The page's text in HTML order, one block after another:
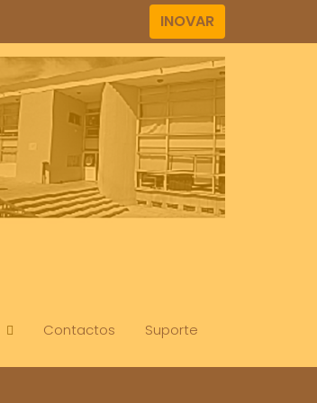
INOVAR
Contactos Suporte